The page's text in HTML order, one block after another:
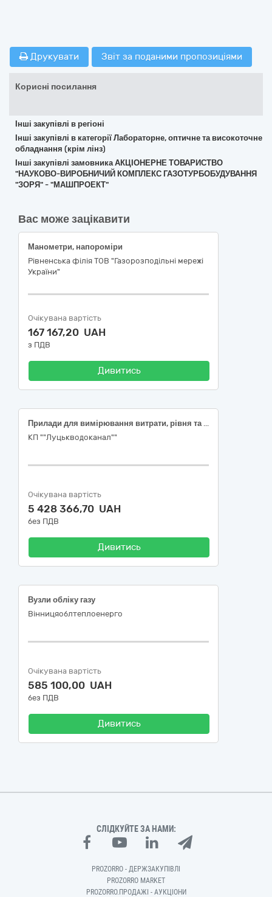
Друкувати Звіт за поданими пропозиціями
Корисні посилання
Інші закупівлі в регіоні
Інші закупівлі в категорії Лабораторне, оптичне та високоточне
обладнання (крім лінз)
Інші закупівлі замовника АКЦІОНЕРНЕ ТОВАРИСТВО
"НАУКОВО-ВИРОБНИЧИЙ КОМПЛЕКС ГАЗОТУРБОБУДУВАННЯ
"ЗОРЯ" - "МАШПРОЕКТ"
Вас може зацікавити
Манометри, напороміри
Рівненська філія ТОВ "Газорозподільні мережі
України"
Очікувана вартість
167 167,20 UAH
з ПДВ
Дивитись
Прилади для вимірювання витрати, рівня та тиску рідин і газів, 38420000-5 (лічильники води)
КП ""Луцькводоканал""
Очікувана вартість
5 428 366,70 UAH
без ПДВ
Дивитись
Вузли обліку газу
Вінницяоблтеплоенерго
Очікувана вартість
585 100,00 UAH
без ПДВ
Дивитись
СЛІДКУЙТЕ ЗА НАМИ:
PROZORRO - ДЕРЖЗАКУПІВЛІ
PROZORRO MARKET
PROZORRO.ПРОДАЖІ - АУКЦІОНИ